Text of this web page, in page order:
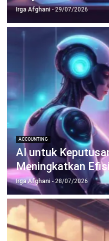
Wawasan Bisnis
Pelajari Lebih Lanjut
Bisnis